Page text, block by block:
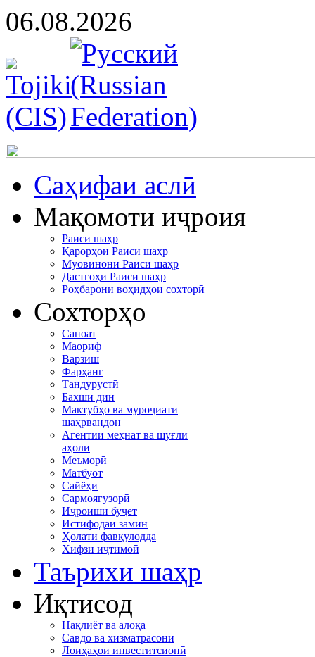
06.08.2026
Cаҳифаи аслӣ
Мақомоти иҷроия
Раиси шаҳр
Қарорҳои Раиси шаҳр
Муовинони Раиси шаҳр
Дастгоҳи Раиси шаҳр
Роҳбарони воҳидҳои сохторӣ
Сохторҳо
Саноат
Маориф
Варзиш
Фарҳанг
Тандурустӣ
Бахши дин
Мактубҳо ва муроҷиати
шаҳрвандон
Агентии меҳнат ва шуғли
аҳолӣ
Меъморӣ
Матбуот
Сайёҳӣ
Сармоягузорӣ
Иҷроиши буҷет
Истифодаи замин
Ҳолати фавқулодда
Хифзи иҷтимоӣ
Таърихи шаҳр
Иқтисод
Нақлиёт ва алоқа
Савдо ва хизматрасонӣ
Лоиҳаҳои инвеститсионӣ